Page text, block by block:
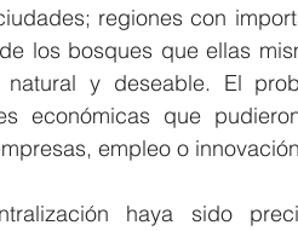
regiones con
los bosques que ellas
y deseable. El
económicas que
empleo o
haya sido